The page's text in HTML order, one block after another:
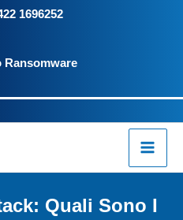
1696252
Ransomware
Quali Sono I